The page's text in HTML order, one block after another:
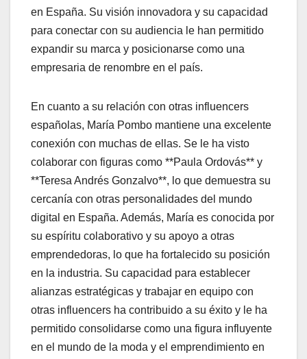
en España. Su visión innovadora y su capacidad
para conectar con su audiencia le han permitido
expandir su marca y posicionarse como una
empresaria de renombre en el país.
En cuanto a su relación con otras influencers
españolas, María Pombo mantiene una excelente
conexión con muchas de ellas. Se le ha visto
colaborar con figuras como **Paula Ordovás** y
**Teresa Andrés Gonzalvo**, lo que demuestra su
cercanía con otras personalidades del mundo
digital en España. Además, María es conocida por
su espíritu colaborativo y su apoyo a otras
emprendedoras, lo que ha fortalecido su posición
en la industria. Su capacidad para establecer
alianzas estratégicas y trabajar en equipo con
otras influencers ha contribuido a su éxito y le ha
permitido consolidarse como una figura influyente
en el mundo de la moda y el emprendimiento en